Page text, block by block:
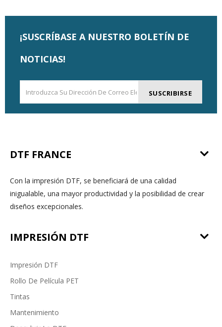
¡SUSCRÍBASE A NUESTRO BOLETÍN DE
NOTICIAS!
SUSCRIBIRSE
DTF FRANCE
Con la impresión DTF, se beneficiará de una calidad
inigualable, una mayor productividad y la posibilidad de crear
diseños excepcionales.
IMPRESIÓN DTF
Impresión DTF
Rollo De Película PET
Tintas
Mantenimiento